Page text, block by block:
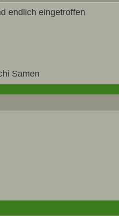
endlich eingetroffen
Samen